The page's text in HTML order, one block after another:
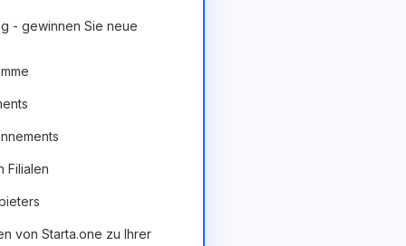
- gewinnen Sie neue
Filialen
von Starta.one zu Ihrer